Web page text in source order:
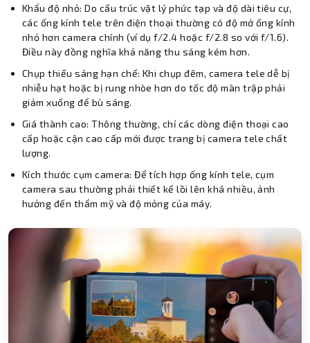
Khẩu độ nhỏ: Do cấu trúc vật lý phức tạp và độ dài tiêu cự,
các ống kính tele trên điện thoại thường có độ mở ống kính
nhỏ hơn camera chính (ví dụ f/2.4 hoặc f/2.8 so với f/1.6).
Điều này đồng nghĩa khả năng thu sáng kém hơn.
Chụp thiếu sáng hạn chế: Khi chụp đêm, camera tele dễ bị
nhiễu hạt hoặc bị rung nhòe hơn do tốc độ màn trập phải
giảm xuống để bù sáng.
Giá thành cao: Thông thường, chỉ các dòng điện thoại cao
cấp hoặc cận cao cấp mới được trang bị camera tele chất
lượng.
Kích thước cụm camera: Để tích hợp ống kính tele, cụm
camera sau thường phải thiết kế lồi lên khá nhiều, ảnh
hưởng đến thẩm mỹ và độ mỏng của máy.